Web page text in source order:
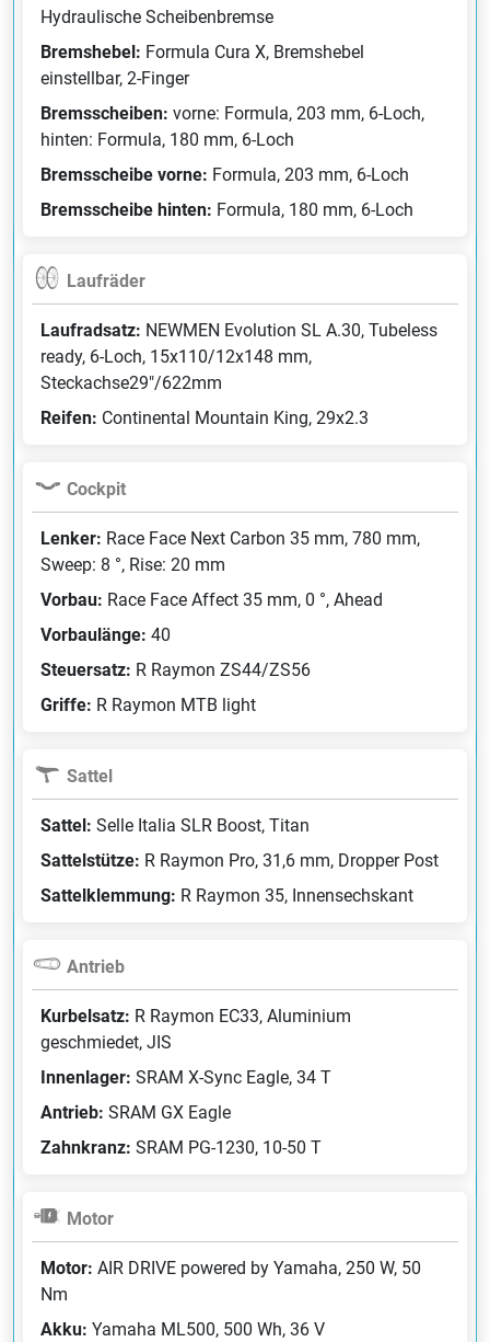
Hydraulische Scheibenbremse
Bremshebel: Formula Cura X, Bremshebel
einstellbar, 2-Finger
Bremsscheiben: vorne: Formula, 203 mm, 6-Loch,
hinten: Formula, 180 mm, 6-Loch
Bremsscheibe vorne: Formula, 203 mm, 6-Loch
Bremsscheibe hinten: Formula, 180 mm, 6-Loch
Laufräder
Laufradsatz: NEWMEN Evolution SL A.30, Tubeless
ready, 6-Loch, 15x110/12x148 mm,
Steckachse29"/622mm
Reifen: Continental Mountain King, 29x2.3
Cockpit
Lenker: Race Face Next Carbon 35 mm, 780 mm,
Sweep: 8 °, Rise: 20 mm
Vorbau: Race Face Affect 35 mm, 0 °, Ahead
Vorbaulänge: 40
Steuersatz: R Raymon ZS44/ZS56
Griffe: R Raymon MTB light
Sattel
Sattel: Selle Italia SLR Boost, Titan
Sattelstütze: R Raymon Pro, 31,6 mm, Dropper Post
Sattelklemmung: R Raymon 35, Innensechskant
Antrieb
Kurbelsatz: R Raymon EC33, Aluminium
geschmiedet, JIS
Innenlager: SRAM X-Sync Eagle, 34 T
Antrieb: SRAM GX Eagle
Zahnkranz: SRAM PG-1230, 10-50 T
Motor
Motor: AIR DRIVE powered by Yamaha, 250 W, 50
Nm
Akku: Yamaha ML500, 500 Wh, 36 V